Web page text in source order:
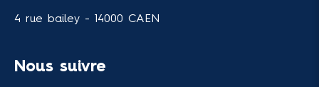
4 rue bailey - 14000 CAEN
Nous suivre